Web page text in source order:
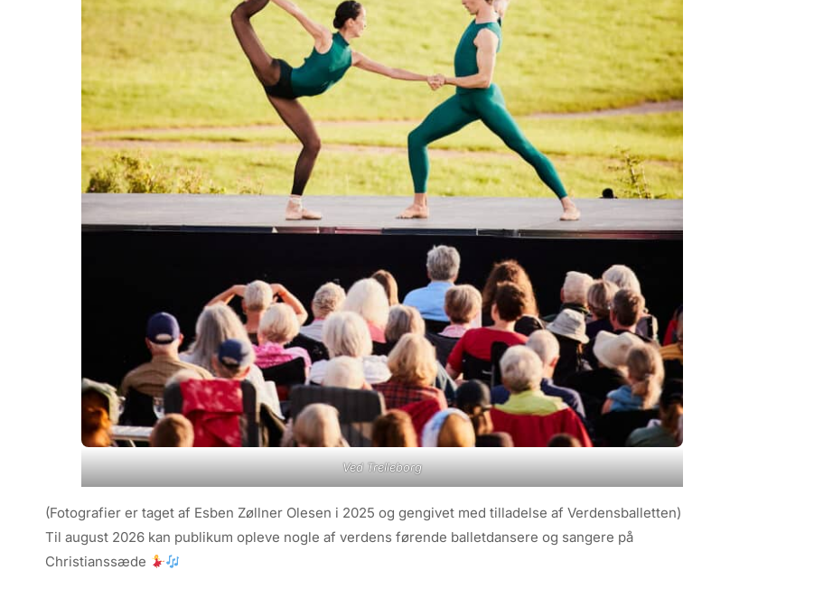
Ved Trelleborg
(Fotografier er taget af Esben Zøllner Olesen i 2025 og gengivet med tilladelse af Verdensballetten)
Til august 2026 kan publikum opleve nogle af verdens førende balletdansere og sangere på
Christianssæde